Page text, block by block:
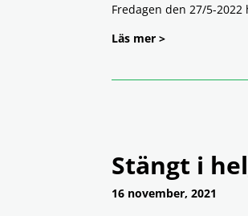
Fredagen den 27/5-2022
Läs mer >
Stängt i
16 november, 2021